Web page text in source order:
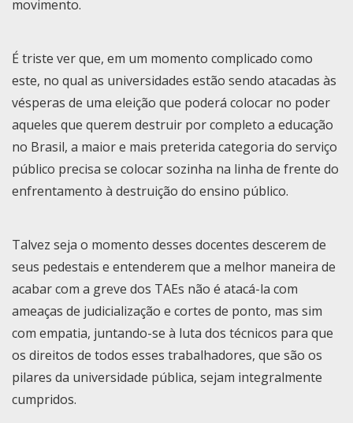
movimento.
É triste ver que, em um momento complicado como
este, no qual as universidades estão sendo atacadas às
vésperas de uma eleição que poderá colocar no poder
aqueles que querem destruir por completo a educação
no Brasil, a maior e mais preterida categoria do serviço
público precisa se colocar sozinha na linha de frente do
enfrentamento à destruição do ensino público.
Talvez seja o momento desses docentes descerem de
seus pedestais e entenderem que a melhor maneira de
acabar com a greve dos TAEs não é atacá-la com
ameaças de judicialização e cortes de ponto, mas sim
com empatia, juntando-se à luta dos técnicos para que
os direitos de todos esses trabalhadores, que são os
pilares da universidade pública, sejam integralmente
cumpridos.